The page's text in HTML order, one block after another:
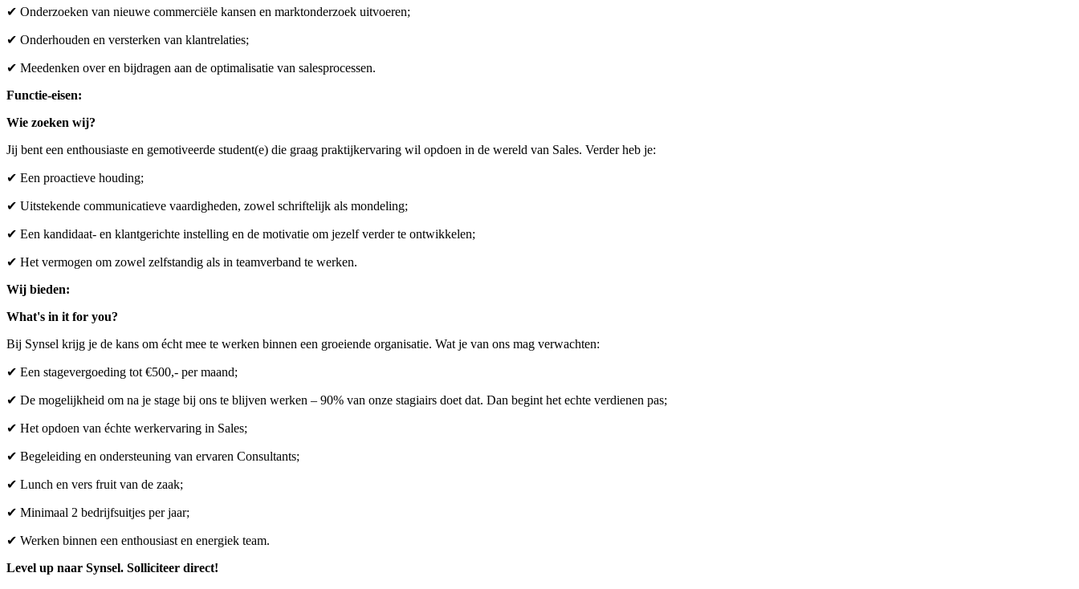
✔ Onderzoeken van nieuwe commerciële kansen en marktonderzoek uitvoeren;
✔ Onderhouden en versterken van klantrelaties;
✔ Meedenken over en bijdragen aan de optimalisatie van salesprocessen.
Functie-eisen:
Wie zoeken wij?
Jij bent een enthousiaste en gemotiveerde student(e) die graag praktijkervaring wil opdoen in de wereld van Sales. Verder heb je:
✔ Een proactieve houding;
✔ Uitstekende communicatieve vaardigheden, zowel schriftelijk als mondeling;
✔ Een kandidaat- en klantgerichte instelling en de motivatie om jezelf verder te ontwikkelen;
✔ Het vermogen om zowel zelfstandig als in teamverband te werken.
Wij bieden:
What's in it for you?
Bij Synsel krijg je de kans om écht mee te werken binnen een groeiende organisatie. Wat je van ons mag verwachten:
✔ Een stagevergoeding tot €500,- per maand;
✔ De mogelijkheid om na je stage bij ons te blijven werken – 90% van onze stagiairs doet dat. Dan begint het echte verdienen pas;
✔ Het opdoen van échte werkervaring in Sales;
✔ Begeleiding en ondersteuning van ervaren Consultants;
✔ Lunch en vers fruit van de zaak;
✔ Minimaal 2 bedrijfsuitjes per jaar;
✔ Werken binnen een enthousiast en energiek team.
Level up naar Synsel. Solliciteer direct!